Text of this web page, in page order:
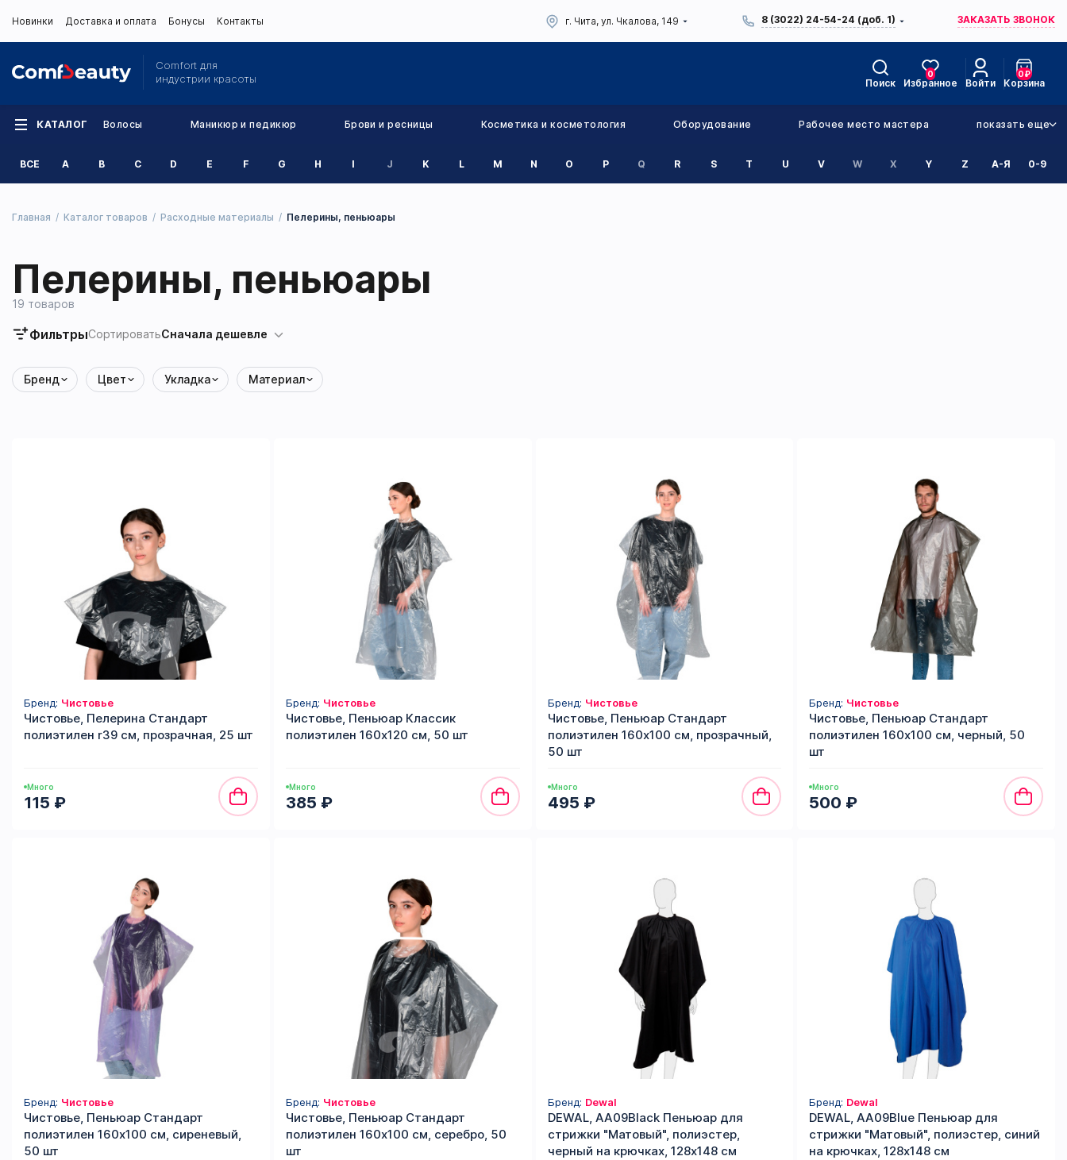
Новинки Доставка и оплата Бонусы Контакты г. Чита, ул. Чкалова, 149 8 (3022) 24-54-24 (доб. 1) ЗАКАЗАТЬ ЗВОНОК
Comfort для
индустрии красоты
Поиск Избранное
0
Войти Корзина
0₽
КАТАЛОГ Волосы Маникюр и педикюр Брови и ресницы Косметика и косметология Оборудование Рабочее место мастера показать еще
ВСЕ A B C D E F G H I J K L M N O P Q R S T U V W X Y Z А-Я 0-9
Главная Каталог товаров Расходные материалы Пелерины, пеньюары
Пелерины, пеньюары
19 товаров
ФильтрыСортироватьСначала дешевле
Бренд Цвет Укладка Материал
Бренд: Чистовье
Чистовье, Пелерина Стандарт
полиэтилен r39 см, прозрачная, 25 шт
Много
115 ₽
Бренд: Чистовье
Чистовье, Пеньюар Классик
полиэтилен 160х120 см, 50 шт
Много
385 ₽
Бренд: Чистовье
Чистовье, Пеньюар Стандарт
полиэтилен 160х100 см, прозрачный,
50 шт
Много
495 ₽
Бренд: Чистовье
Чистовье, Пеньюар Стандарт
полиэтилен 160х100 см, черный, 50
шт
Много
500 ₽
Бренд: Чистовье
Чистовье, Пеньюар Стандарт
полиэтилен 160х100 см, сиреневый,
50 шт
Бренд: Чистовье
Чистовье, Пеньюар Стандарт
полиэтилен 160х100 см, серебро, 50
шт
Бренд: Dewal
DEWAL, AA09Black Пеньюар для
стрижки "Матовый", полиэстер,
черный на крючках, 128х148 см
Бренд: Dewal
DEWAL, AA09Blue Пеньюар для
стрижки "Матовый", полиэстер, синий
на крючках, 128х148 см